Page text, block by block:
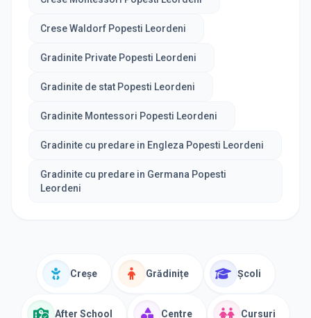
Crese Waldorf Popesti Leordeni
Gradinite Private Popesti Leordeni
Gradinite de stat Popesti Leordeni
Gradinite Montessori Popesti Leordeni
Gradinite cu predare in Engleza Popesti Leordeni
Gradinite cu predare in Germana Popesti
Leordeni
Creșe Grădinițe Școli
After School Centre Cursuri